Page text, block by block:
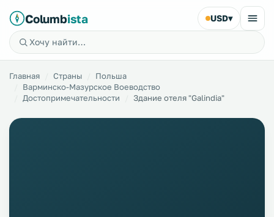
Columbista USD▾
Главная Страны
Польша
Варминско-Мазурское Воеводство
Достопримечательности
Здание отеля "Galindia"